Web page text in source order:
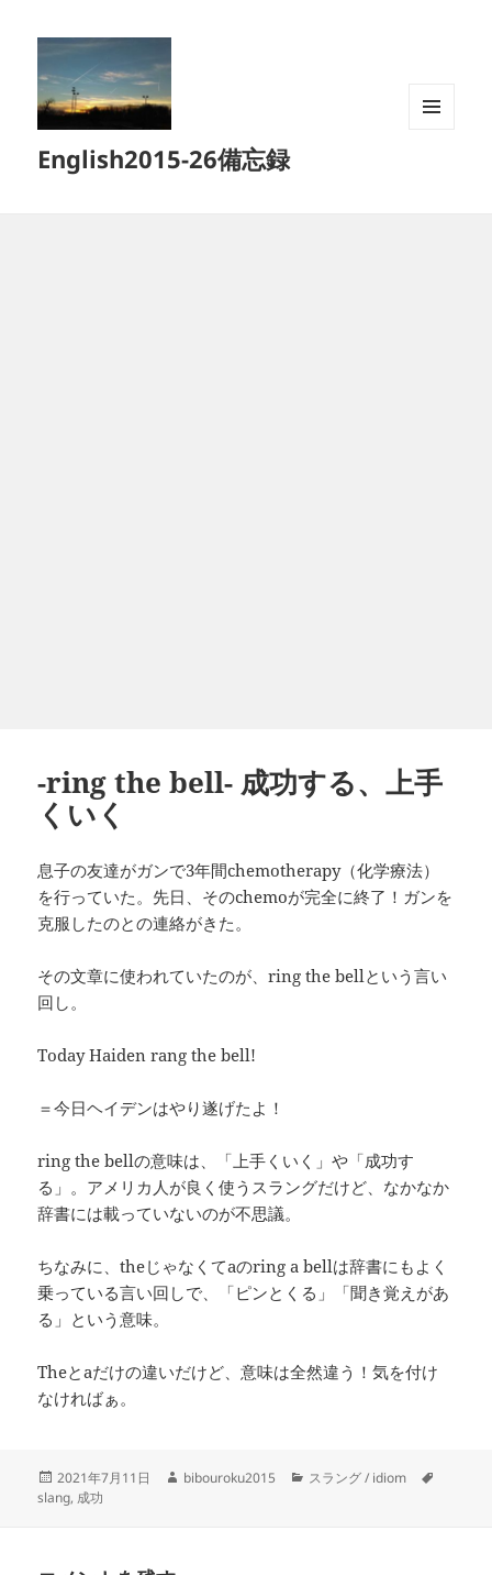
English2015-26備忘録
-ring the bell- 成功する、上手
くいく
息子の友達がガンで3年間chemotherapy（化学療法）
を行っていた。先日、そのchemoが完全に終了！ガンを
克服したのとの連絡がきた。
その文章に使われていたのが、ring the bellという言い
回し。
Today Haiden rang the bell!
＝今日ヘイデンはやり遂げたよ！
ring the bellの意味は、「上手くいく」や「成功す
る」。アメリカ人が良く使うスラングだけど、なかなか
辞書には載っていないのが不思議。
ちなみに、theじゃなくてaのring a bellは辞書にもよく
乗っている言い回しで、「ピンとくる」「聞き覚えがあ
る」という意味。
Theとaだけの違いだけど、意味は全然違う！気を付け
なければぁ。
投
稿
2021年7月11日
作
bibouroku2015
カ
スラング / idiom
slang, 成功